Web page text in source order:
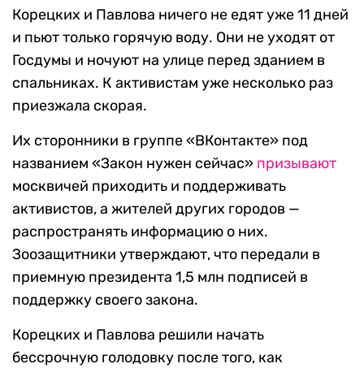
Корецких и Павлова ничего не едят уже 11 дней
и пьют только горячую воду. Они не уходят от
Госдумы и ночуют на улице перед зданием в
спальниках. К активистам уже несколько раз
приезжала скорая.
Их сторонники в группе «ВКонтакте» под
названием «Закон нужен сейчас» призывают
москвичей приходить и поддерживать
активистов, а жителей других городов —
распространять информацию о них.
Зоозащитники утверждают, что передали в
приемную президента 1,5 млн подписей в
поддержку своего закона.
Корецких и Павлова решили начать
бессрочную голодовку после того, как